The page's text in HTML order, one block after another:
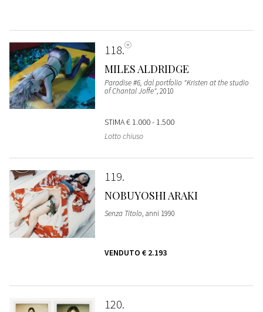
118
MILES ALDRIDGE
Paradise #6, dal portfolio "Kristen at the studio
of Chantal Joffe", 2010
STIMA€ 1.000 - 1.500
Lotto chiuso
119
NOBUYOSHI ARAKI
Senza Titolo, anni 1990
VENDUTO € 2.193
120